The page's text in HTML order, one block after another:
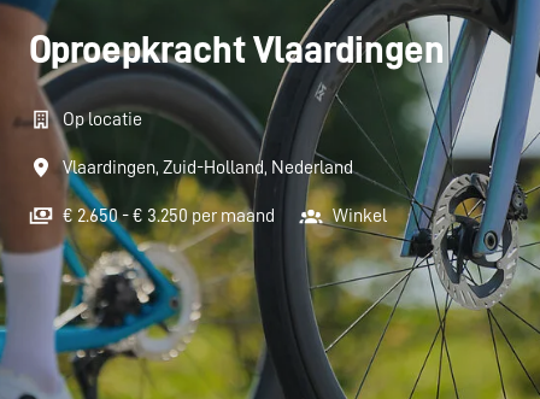
Oproepkracht Vlaardingen
Op locatie
Vlaardingen, Zuid-Holland, Nederland
€ 2.650 - € 3.250 per maand Winkel